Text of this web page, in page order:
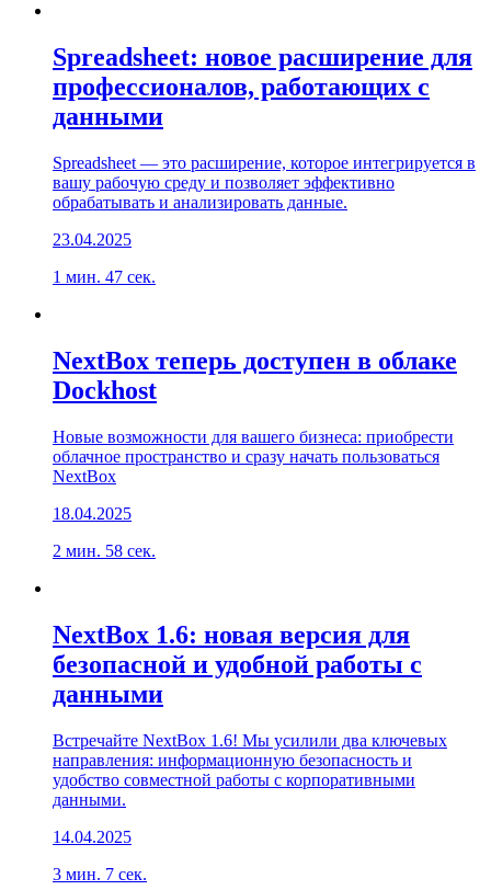
Spreadsheet: новое расширение для
профессионалов, работающих с
данными
Spreadsheet — это расширение, которое интегрируется в
вашу рабочую среду и позволяет эффективно
обрабатывать и анализировать данные.
23.04.2025
1 мин. 47 сек.
NextBox теперь доступен в облаке
Dockhost
Новые возможности для вашего бизнеса: приобрести
облачное пространство и сразу начать пользоваться
NextBox
18.04.2025
2 мин. 58 сек.
NextBox 1.6: новая версия для
безопасной и удобной работы с
данными
Встречайте NextBox 1.6! Мы усилили два ключевых
направления: информационную безопасность и
удобство совместной работы с корпоративными
данными.
14.04.2025
3 мин. 7 сек.